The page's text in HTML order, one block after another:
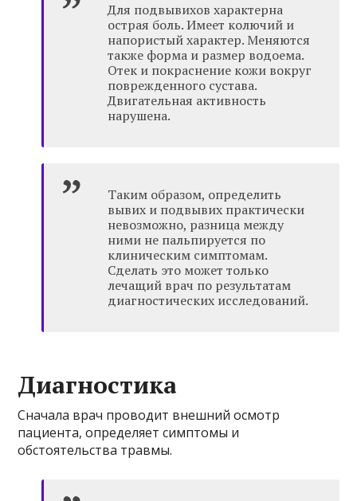
Для подвывихов характерна
острая боль. Имеет колючий и
напористый характер. Меняются
также форма и размер водоема.
Отек и покраснение кожи вокруг
поврежденного сустава.
Двигательная активность
нарушена.
Таким образом, определить
вывих и подвывих практически
невозможно, разница между
ними не пальпируется по
клиническим симптомам.
Сделать это может только
лечащий врач по результатам
диагностических исследований.
Диагностика
Сначала врач проводит внешний осмотр
пациента, определяет симптомы и
обстоятельства травмы.